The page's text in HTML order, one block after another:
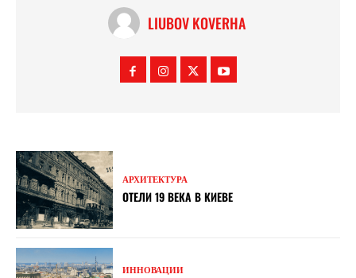
LIUBOV KOVERHA
АРХИТЕКТУРА
ОТЕЛИ 19 ВЕКА В КИЕВЕ
ИННОВАЦИИ